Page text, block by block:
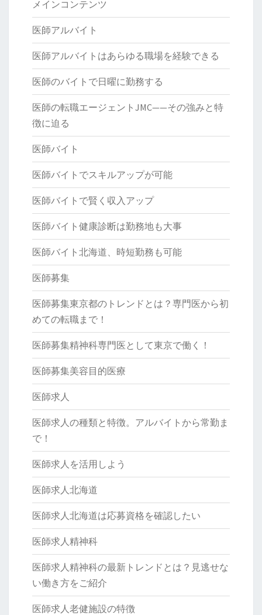
メインコンテンツ
医師アルバイト
医師アルバイトはあらゆる職場を経験できる
医師のバイトで日曜に勤務する
医師の転職エージェントJMC——その強みと特
徴に迫る
医師バイト
医師バイトでスキルアップが可能
医師バイトで賢く収入アップ
医師バイト健康診断は勤務地も大事
医師バイト北海道、時短勤務も可能
医師募集
医師募集東京都のトレンドとは？専門医から初
めての転職まで！
医師募集精神科専門医として東京で働く！
医師募集美容目的医療
医師求人
医師求人の種類と特徴。アルバイトから常勤ま
で！
医師求人を活用しよう
医師求人北海道
医師求人北海道は応募資格を確認したい
医師求人精神科
医師求人精神科の最新トレンドとは？見逃せな
い働き方をご紹介
医師求人老健施設の特徴